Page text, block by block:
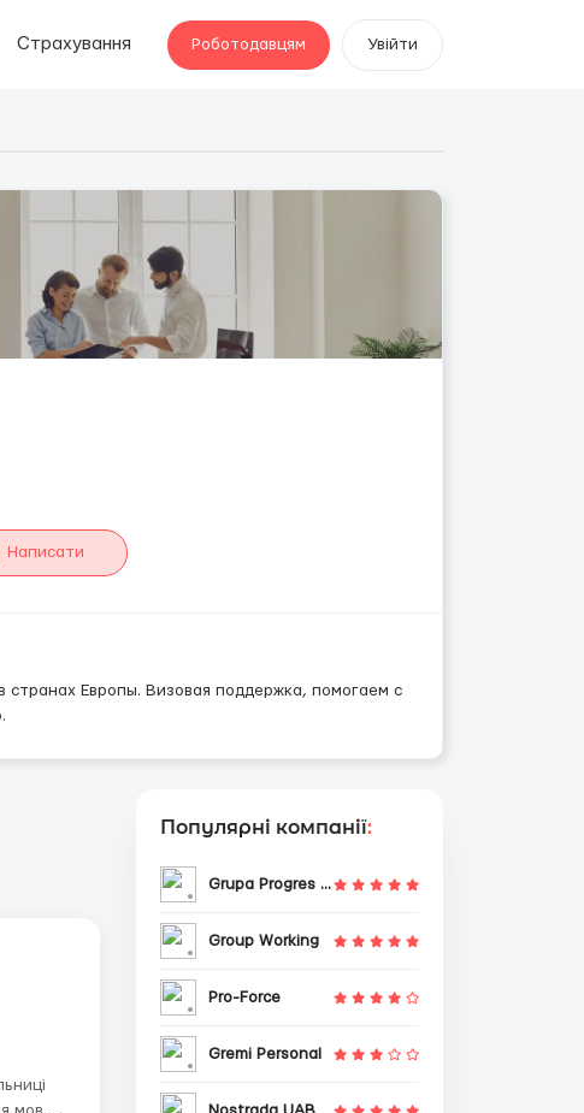
Страхування Роботодавцям Увійти
Написати
странах Европы. Визовая поддержка, помогаем с
Популярні компанії:
Grupa Progres Sp. z o.o.
Group Working
Pro-Force
Gremi Personal